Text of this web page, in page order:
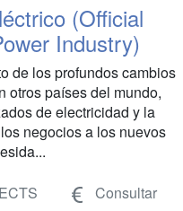
(Official
Industry)
de los profundos cambios
otros países del mundo,
de electricidad y la
negocios a los nuevos
Consultar